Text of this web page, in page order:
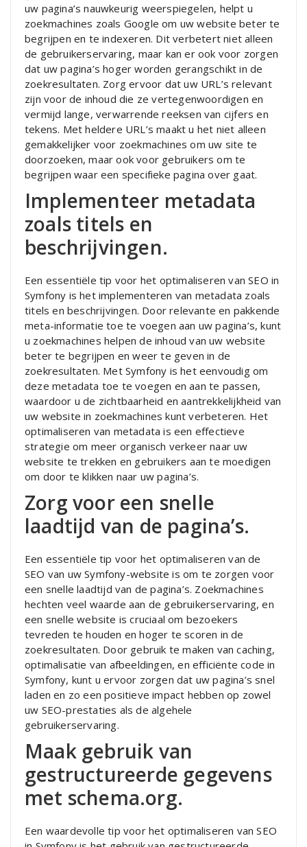
uw pagina’s nauwkeurig weerspiegelen, helpt u
zoekmachines zoals Google om uw website beter te
begrijpen en te indexeren. Dit verbetert niet alleen
de gebruikerservaring, maar kan er ook voor zorgen
dat uw pagina’s hoger worden gerangschikt in de
zoekresultaten. Zorg ervoor dat uw URL’s relevant
zijn voor de inhoud die ze vertegenwoordigen en
vermijd lange, verwarrende reeksen van cijfers en
tekens. Met heldere URL’s maakt u het niet alleen
gemakkelijker voor zoekmachines om uw site te
doorzoeken, maar ook voor gebruikers om te
begrijpen waar een specifieke pagina over gaat.
Implementeer metadata
zoals titels en
beschrijvingen.
Een essentiële tip voor het optimaliseren van SEO in
Symfony is het implementeren van metadata zoals
titels en beschrijvingen. Door relevante en pakkende
meta-informatie toe te voegen aan uw pagina’s, kunt
u zoekmachines helpen de inhoud van uw website
beter te begrijpen en weer te geven in de
zoekresultaten. Met Symfony is het eenvoudig om
deze metadata toe te voegen en aan te passen,
waardoor u de zichtbaarheid en aantrekkelijkheid van
uw website in zoekmachines kunt verbeteren. Het
optimaliseren van metadata is een effectieve
strategie om meer organisch verkeer naar uw
website te trekken en gebruikers aan te moedigen
om door te klikken naar uw pagina’s.
Zorg voor een snelle
laadtijd van de pagina’s.
Een essentiële tip voor het optimaliseren van de
SEO van uw Symfony-website is om te zorgen voor
een snelle laadtijd van de pagina’s. Zoekmachines
hechten veel waarde aan de gebruikerservaring, en
een snelle website is cruciaal om bezoekers
tevreden te houden en hoger te scoren in de
zoekresultaten. Door gebruik te maken van caching,
optimalisatie van afbeeldingen, en efficiënte code in
Symfony, kunt u ervoor zorgen dat uw pagina’s snel
laden en zo een positieve impact hebben op zowel
uw SEO-prestaties als de algehele
gebruikerservaring.
Maak gebruik van
gestructureerde gegevens
met schema.org.
Een waardevolle tip voor het optimaliseren van SEO